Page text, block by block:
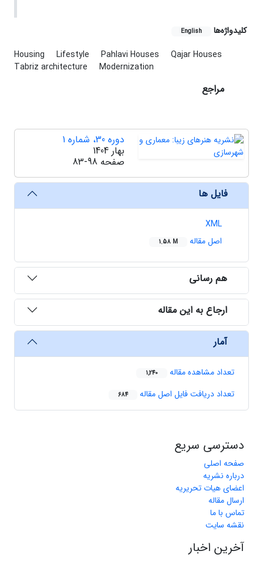
کلیدواژه‌ها English
Housing Lifestyle Pahlavi Houses
Qajar Houses
Tabriz architecture
Modernization
مراجع
دوره 30، شماره 1
بهار 1404
صفحه 83-98
فایل ها
XML
اصل مقاله
1.58 M
هم رسانی
ارجاع به این مقاله
آمار
تعداد مشاهده مقاله 1,240
تعداد دریافت فایل اصل مقاله 684
دسترسی سریع
صفحه اصلی
درباره نشریه
اعضای هیات تحریریه
ارسال مقاله
تماس با ما
نقشه سایت
آخرین اخبار